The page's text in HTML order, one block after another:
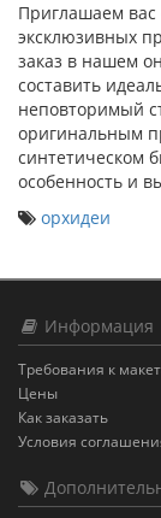
Приглашаем вас
эксклюзивных
заказ в нашем
составить
неповторимый
оригинальным
синтетическом
особенность и
орхидеи
Информация
Требования к
Цены
Как заказать
Условия